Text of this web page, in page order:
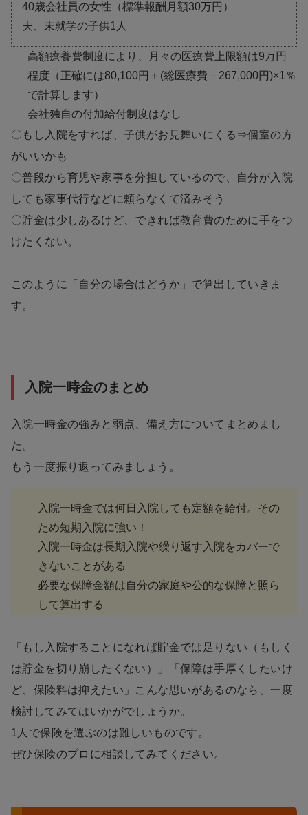
40歳会社員の女性（標準報酬月額30万円）
夫、未就学の子供1人
高額療養費制度により、月々の医療費上限額は9万円
程度（正確には80,100円＋(総医療費－267,000円)×1％
で計算します）
会社独自の付加給付制度はなし
〇もし入院をすれば、子供がお見舞いにくる⇒個室の方
がいいかも
〇普段から育児や家事を分担しているので、自分が入院
しても家事代行などに頼らなくて済みそう
〇貯金は少しあるけど、できれば教育費のために手をつ
けたくない。
このように「自分の場合はどうか」で算出していきま
す。
入院一時金のまとめ
入院一時金の強みと弱点、備え方についてまとめまし
た。
もう一度振り返ってみましょう。
入院一時金では何日入院しても定額を給付。その
ため短期入院に強い！
入院一時金は長期入院や繰り返す入院をカバーで
きないことがある
必要な保障金額は自分の家庭や公的な保障と照ら
して算出する
「もし入院することになれば貯金では足りない（もしく
は貯金を切り崩したくない）」「保障は手厚くしたいけ
ど、保険料は抑えたい」こんな思いがあるのなら、一度
検討してみてはいかがでしょうか。
1人で保険を選ぶのは難しいものです。
ぜひ保険のプロに相談してみてください。